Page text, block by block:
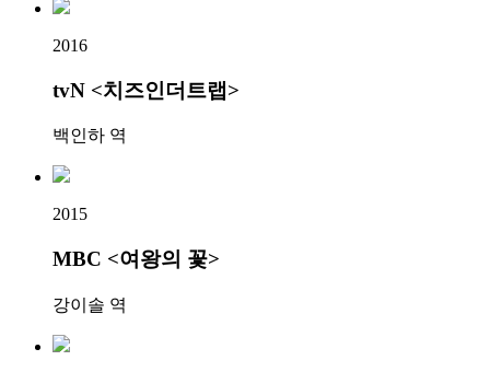
2016
tvN <치즈인더트랩>
백인하 역
2015
MBC <여왕의 꽃>
강이솔 역